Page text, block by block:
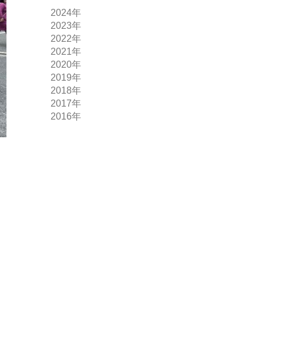
2024年
2023年
2022年
2021年
2020年
2019年
2018年
2017年
2016年